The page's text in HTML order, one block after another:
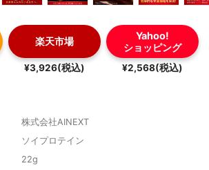
楽天市場
¥3,926(税込)
Yahoo!
ショッピング
¥2,568(税込)
株式会社AINEXT
ソイプロテイン
22g